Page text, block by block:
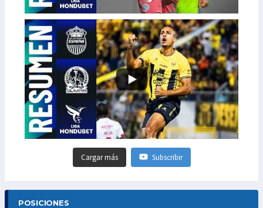
Cargar más Subscribir
POSICIONES